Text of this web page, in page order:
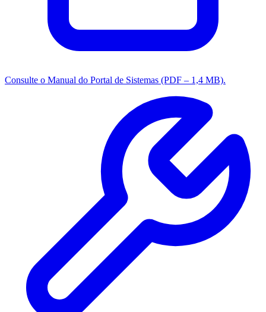
Consulte o Manual do Portal de Sistemas (PDF – 1,4 MB).